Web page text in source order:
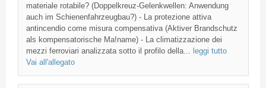
materiale rotabile? (Doppelkreuz-Gelenkwellen: Anwendung
auch im Schienenfahrzeugbau?) - La protezione attiva
antincendio come misura compensativa (Aktiver Brandschutz
als kompensatorische Ma!name) - La climatizzazione dei
mezzi ferroviari analizzata sotto il profilo della...
leggi tutto
Vai all'allegato